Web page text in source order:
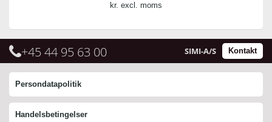
kr. excl. moms
+45 44 95 63 00 Kontakt
SIMI-A/S
Persondatapolitik
Handelsbetingelser